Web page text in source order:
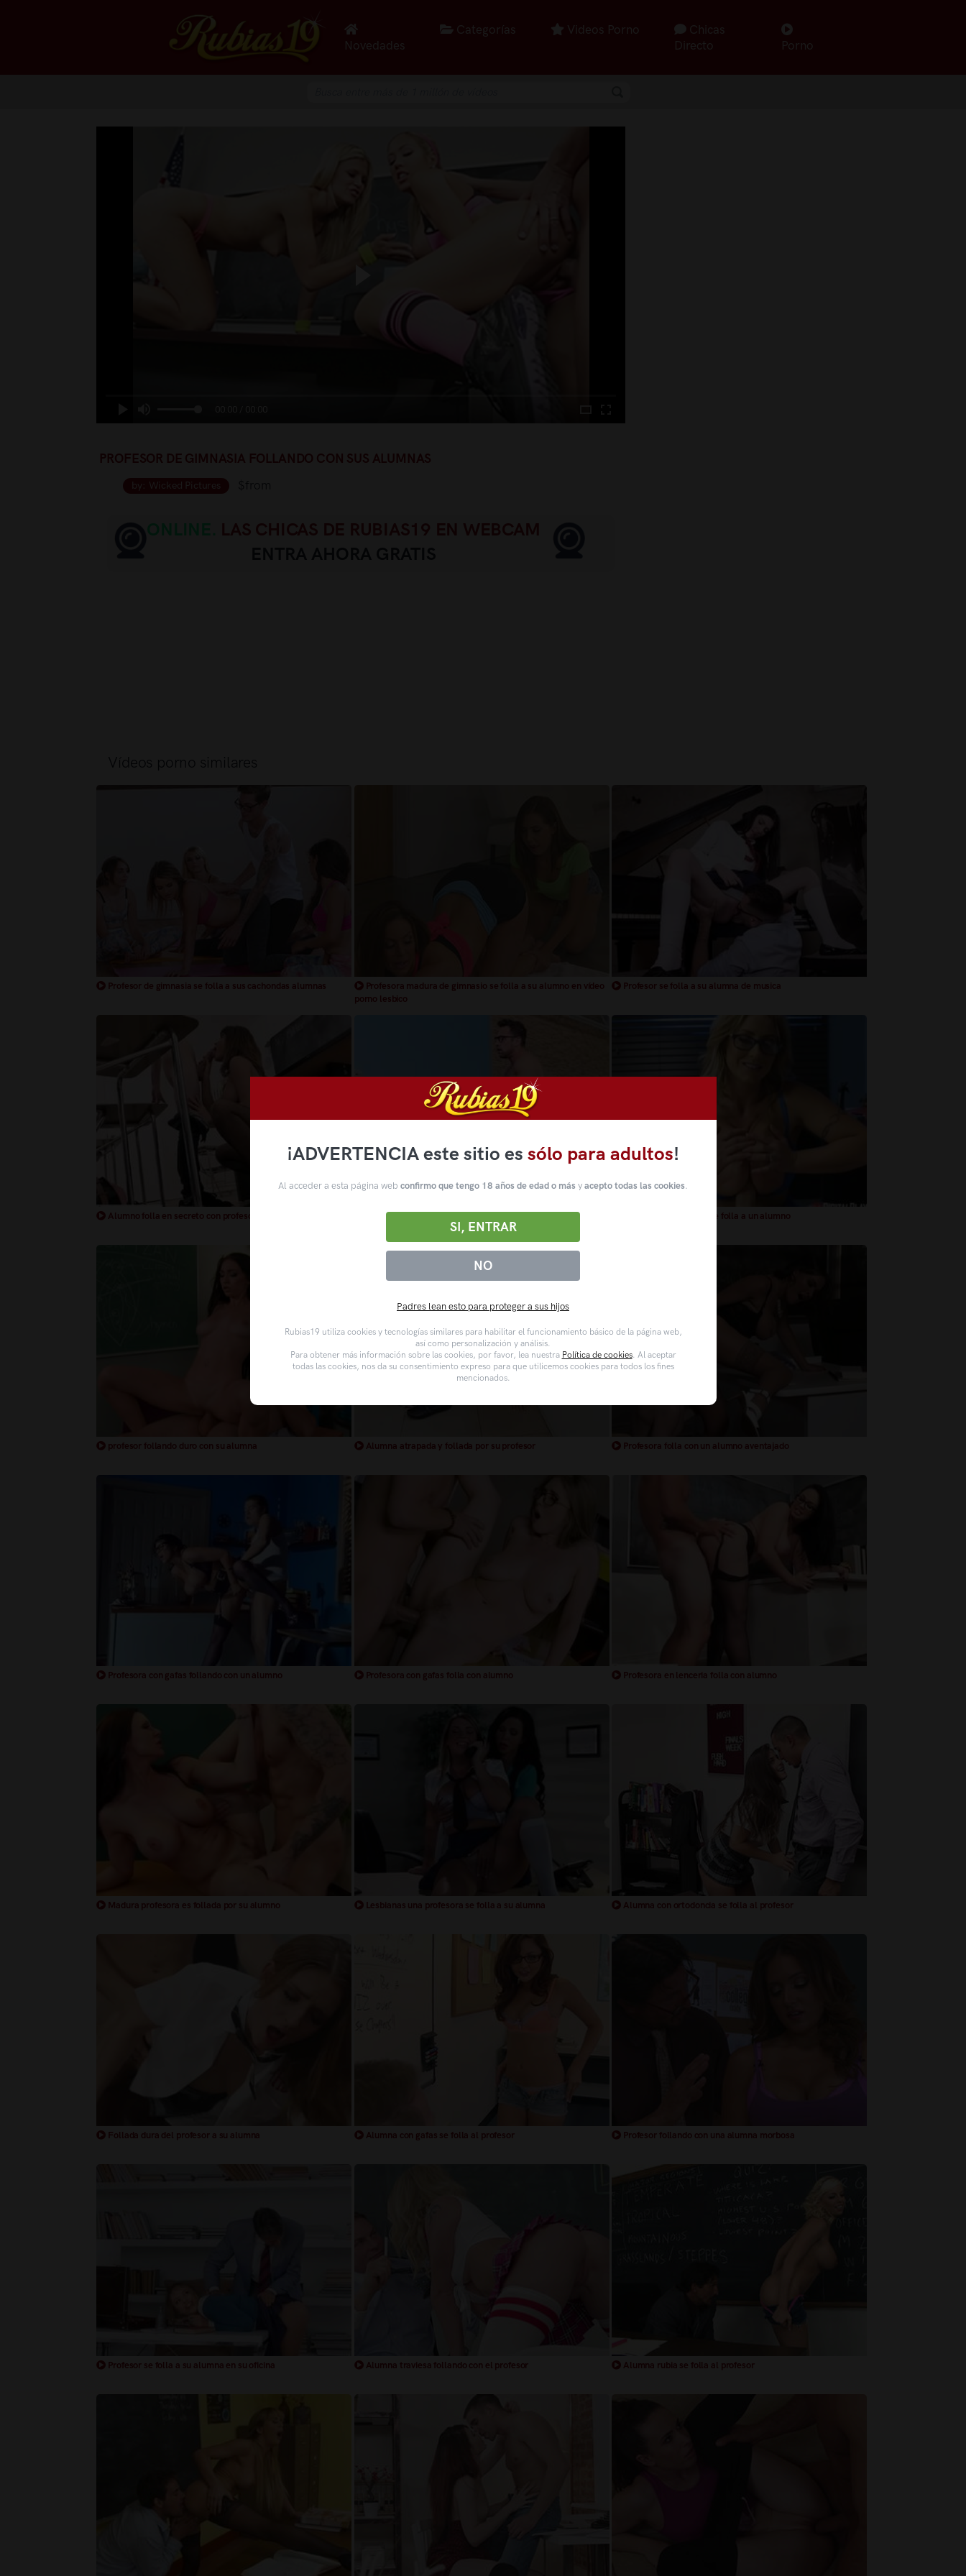
Novedades
Categorías Videos Porno
Chicas
Directo
Porno
PROFESOR DE GIMNASIA FOLLANDO CON SUS ALUMNAS
by: Wicked Pictures
Profesor de gimnasia se folla a sus cachondas alumnas
Profesora madura de gimnasio se folla a su alumno en vídeo
porno lesbico
Profesor se folla a su alumna de musica
Alumno folla en secreto con profesora Profesor folla con una de sus alumnas en su casa Profesora con gafitas se folla a un alumno
profesor follando duro con su alumna Alumna atrapada y follada por su profesor Profesora folla con un alumno aventajado
Profesora con gafas follando con un alumno Profesora con gafas folla con alumno Profesora en lenceria folla con alumno
Madura profesora es follada por su alumno Lesbianas una profesora se folla a su alumna Alumna con ortodoncia se folla al profesor
Follada dura del profesor a su alumna Alumna con gafas se folla al profesor Profesor follando con una alumna morbosa
Profesor se folla a su alumna en su oficina Alumna traviesa follando con el profesor Alumna rubia se folla al profesor
¡ADVERTENCIA este sitio es sólo para adultos!
Al acceder a esta página web confirmo que tengo 18 años de edad o más y acepto todas las cookies
NO
SI, ENTRAR
Padres lean esto para proteger a sus hijos
Rubias19 utiliza cookies y tecnologías similares para habilitar el funcionamiento básico de la página web,
así como personalización y análisis.
Para obtener más información sobre las cookies, por favor, lea nuestra Política de cookies. Al aceptar
todas las cookies, nos da su consentimiento expreso para que utilicemos cookies para todos los fines
mencionados.